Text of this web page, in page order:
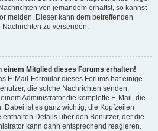
von jemandem erhältst, so kannst
melden. Dieser kann dem betreffenden
zu versenden.
einem Mitglied dieses Forums erhalten!
E-Mail-Formular dieses Forums hat einige
die solche Nachrichten senden,
Administrator die komplette E-Mail, die
Dabei ist es ganz wichtig, die Kopfzeilen
Details über den Benutzer, der die
kann dann entsprechend reagieren.